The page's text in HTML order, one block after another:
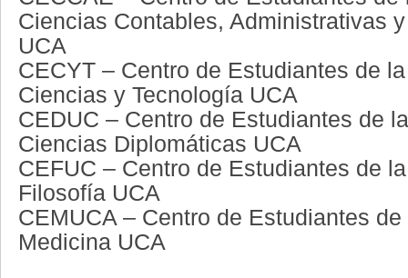
Ciencias Contables, Administrativas
UCA
CECYT – Centro de Estudiantes de
Ciencias y Tecnología UCA
CEDUC – Centro de Estudiantes de
Ciencias Diplomáticas UCA
CEFUC – Centro de Estudiantes de
Filosofía UCA
CEMUCA – Centro de Estudiantes
Medicina UCA